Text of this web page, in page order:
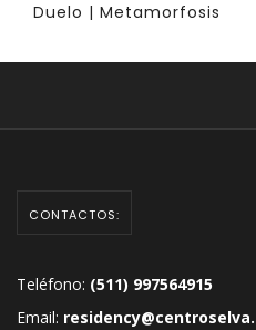
Duelo | Metamorfosis
CONTACTOS:
Teléfono: (511) 997564915
Email: